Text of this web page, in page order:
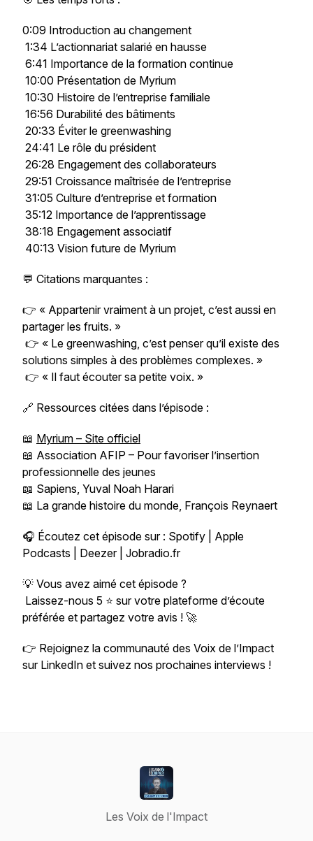
0:09 Introduction au changement
1:34 L’actionnariat salarié en hausse
6:41 Importance de la formation continue
10:00 Présentation de Myrium
10:30 Histoire de l’entreprise familiale
16:56 Durabilité des bâtiments
20:33 Éviter le greenwashing
24:41 Le rôle du président
26:28 Engagement des collaborateurs
29:51 Croissance maîtrisée de l’entreprise
31:05 Culture d’entreprise et formation
35:12 Importance de l’apprentissage
38:18 Engagement associatif
40:13 Vision future de Myrium
💬 Citations marquantes :
👉 « Appartenir vraiment à un projet, c’est aussi en
partager les fruits. »
👉 « Le greenwashing, c’est penser qu’il existe des
solutions simples à des problèmes complexes. »
👉 « Il faut écouter sa petite voix. »
🔗 Ressources citées dans l’épisode :
📖 Myrium – Site officiel
📖 Association AFIP – Pour favoriser l’insertion
professionnelle des jeunes
📖 Sapiens, Yuval Noah Harari
📖 La grande histoire du monde, François Reynaert
🎧 Écoutez cet épisode sur : Spotify | Apple
Podcasts | Deezer | Jobradio.fr
💡 Vous avez aimé cet épisode ?
Laissez-nous 5 ⭐ sur votre plateforme d’écoute
préférée et partagez votre avis ! 🚀
👉 Rejoignez la communauté des Voix de l’Impact
sur LinkedIn et suivez nos prochaines interviews !
Les Voix de l'Impact